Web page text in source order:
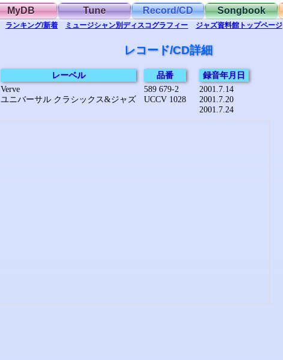
MyDB Tune Record/CD Songbook
ランキング/新着 ミュージシャン別ディスコグラフィー ジャズ資料館トップページ
レコード/CD詳細
レーベル
Verve
ユニバーサル クラシックス&ジャズ
品番
589 679-2
UCCV 1028
録音年月日
2001.7.14
2001.7.20
2001.7.24